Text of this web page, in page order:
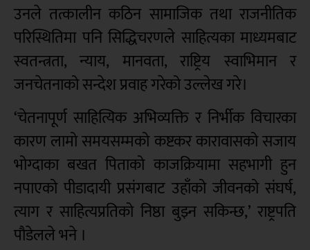
उनले तत्कालीन कठिन सामाजिक तथा राजनीतिक
परिस्थितिमा पनि सिद्धिचरणले साहित्यका माध्यमबाट
स्वतन्त्रता, न्याय, मानवता, राष्ट्रिय स्वाभिमान र
जनचेतनाको सन्देश प्रवाह गरेको उल्लेख गरे।
‘चेतनापूर्ण साहित्यिक अभिव्यक्ति र निर्भीक विचारका
कारण लामो समयसम्मको कष्टकर कारावासको सजाय
भोग्दाका बखत पिताको काजक्रियामा सहभागी हुन
नपाएको पीडादायी प्रसंगबाट उहाँको जीवनको संघर्ष,
त्याग र साहित्यप्रतिको निष्ठा बुझ्न सकिन्छ,’ राष्ट्रपति
पौडेलले भने ।